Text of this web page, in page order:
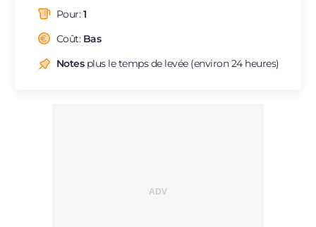
Pour:1
Coût: Bas
Notesplus le temps de levée (environ 24 heures)